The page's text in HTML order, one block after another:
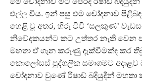
එල්ල විය. ඉන් පසු එම චෝදනාව
හෙළි වූ අතර, හිරු ටීවී ‘සලකුණ’
නිවේදකයන්ට කට උත්තර නැති වෙන
මහතා ඒ ගැන කරුණු දැක්වීමක්ද කර
කොලෝසස් පුද්ගලික සමාගමට අදාළව
චෝදනාව වුණේ රිෂාඩ් බදියුදීන් මහතා